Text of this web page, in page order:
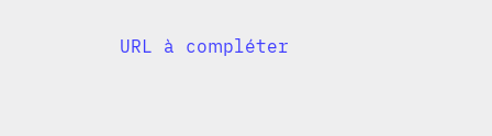
URL à compléter